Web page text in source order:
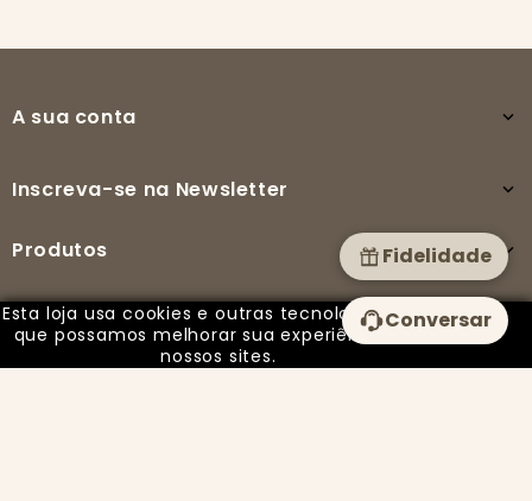
A sua conta 
Inscreva-se na Newsletter 
Produtos 
A nossa empresa 
Esta loja usa cookies e outras tecnologias para
que possamos melhorar sua experiência em
nossos sites.
Conversar
Fidelidade